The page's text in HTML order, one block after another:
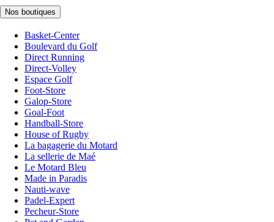
Nos boutiques
Basket-Center
Boulevard du Golf
Direct Running
Direct-Volley
Espace Golf
Foot-Store
Galop-Store
Goal-Foot
Handball-Store
House of Rugby
La bagagerie du Motard
La sellerie de Maé
Le Motard Bleu
Made in Paradis
Nauti-wave
Padel-Expert
Pecheur-Store